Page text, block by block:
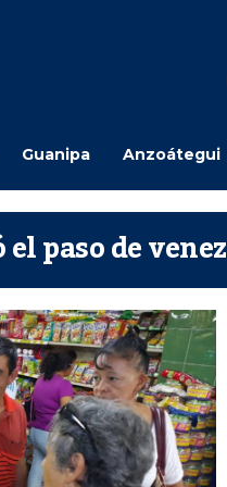
Guanipa Anzoátegui
paso de